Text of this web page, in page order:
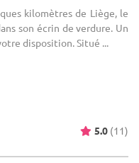
kilomètres de Liège, le
son écrin de verdure. Un
disposition. Situé ...
5.0 (11)